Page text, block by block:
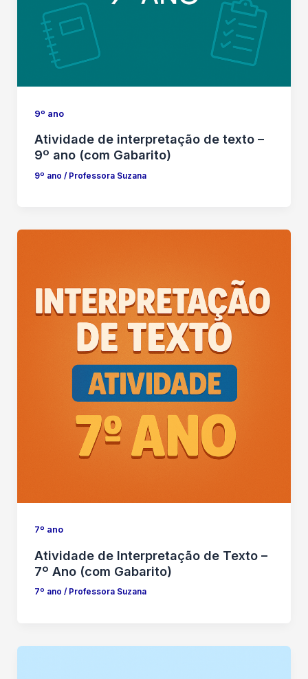
9º ano
Atividade de interpretação de texto –
9º ano (com Gabarito)
9º ano / Professora Suzana
7º ano
Atividade de Interpretação de Texto –
7º Ano (com Gabarito)
7º ano / Professora Suzana